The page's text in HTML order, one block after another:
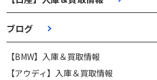
ブログ
【BMW】入庫＆買取情報
【アウディ】入庫＆買取情報